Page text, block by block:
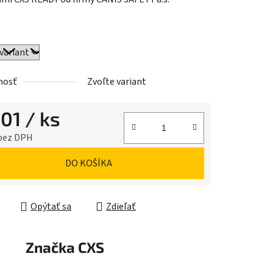
Zvoľte variant
/ ks
DPH
DO KOŠÍKA
Opýtať sa Zdieľať
Značka CXS